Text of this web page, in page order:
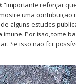
“importante reforçar
uma contribuição
alguns estudos
Por isso, tome
Se isso não for